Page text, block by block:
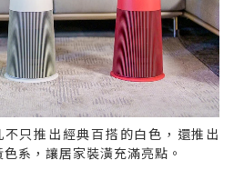
只推出經典百搭的白色，還推出
系，讓居家裝潢充滿亮點。